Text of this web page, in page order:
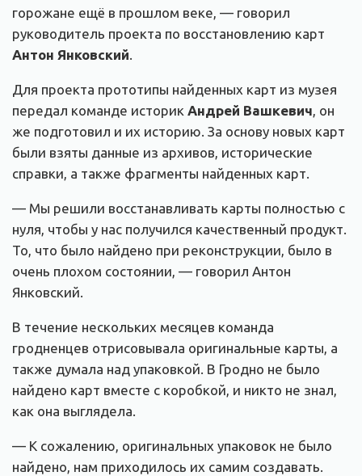
горожане ещё в прошлом веке, — говорил
руководитель проекта по восстановлению карт
Антон Янковский.
Для проекта прототипы найденных карт из музея
передал команде историк Андрей Вашкевич, он
же подготовил и их историю. За основу новых карт
были взяты данные из архивов, исторические
справки, а также фрагменты найденных карт.
— Мы решили восстанавливать карты полностью с
нуля, чтобы у нас получился качественный продукт.
То, что было найдено при реконструкции, было в
очень плохом состоянии, — говорил Антон
Янковский.
В течение нескольких месяцев команда
гродненцев отрисовывала оригинальные карты, а
также думала над упаковкой. В Гродно не было
найдено карт вместе с коробкой, и никто не знал,
как она выглядела.
— К сожалению, оригинальных упаковок не было
найдено, нам приходилось их самим создавать.